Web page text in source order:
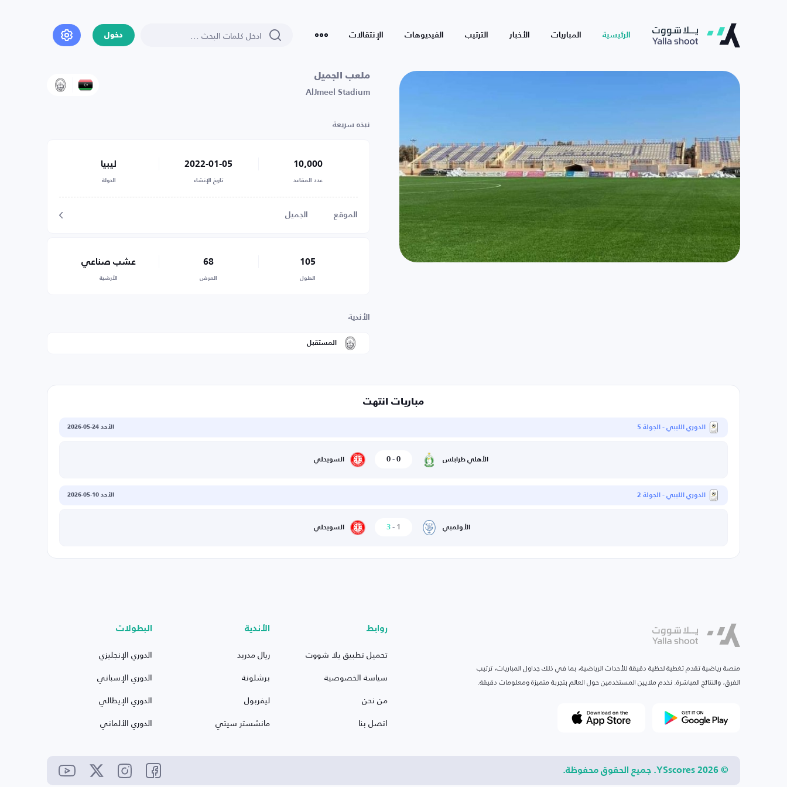
الرئيسية المباريات الأخبار الترتيب الفيديوهات الإنتقالات دخول
ملعب الجميل
AlJmeel Stadium
نبذه سريعة
10,000
عدد المقاعد
2022-01-05
تاريخ الإنشاء
ليبيا
الدولة
الموقع الجميل
105
الطول
68
العرض
عشب صناعي
الأرضية
الأندية
المستقبل
مباريات انتهت
الدوري الليبي - الجولة 5 الأحد 24-05-2026
الأهلي طرابلس 0
-
0 السويحلي
الدوري الليبي - الجولة 2 الأحد 10-05-2026
الأولمبي 1
-
3 السويحلي
منصة رياضية تقدم تغطية لحظية دقيقة للأحداث الرياضية، بما في ذلك جداول المباريات، ترتيب
الفرق، والنتائج المباشرة. نخدم ملايين المستخدمين حول العالم بتجربة متميزة ومعلومات دقيقة.
روابط
تحميل تطبيق يلا شووت
سياسة الخصوصية
من نحن
اتصل بنا
الأندية
ريال مدريد
برشلونة
ليفربول
مانشستر سيتي
البطولات
الدوري الإنجليزي
الدوري الإسباني
الدوري الإيطالي
الدوري الألماني
© 2026 YSscores. جميع الحقوق محفوظة.